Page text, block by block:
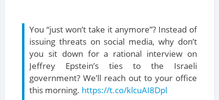
You “just won’t take it anymore”? Instead of
issuing threats on social media, why don’t
you sit down for a rational interview on
Jeffrey Epstein’s ties to the Israeli
government? We’ll reach out to your office
this morning. https://t.co/klcuAI8Dpl